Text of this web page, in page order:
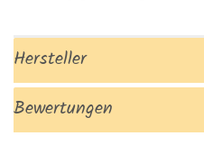
Hersteller
Bewertungen